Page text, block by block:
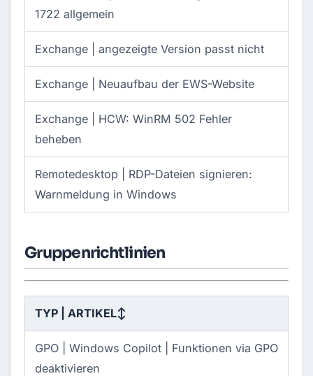
1722 allgemein
Exchange | angezeigte Version passt nicht
Exchange | Neuaufbau der EWS-Website
Exchange | HCW: WinRM 502 Fehler
beheben
Remotedesktop | RDP-Dateien signieren:
Warnmeldung in Windows
Gruppenrichtlinien
TYP | ARTIKEL↕
GPO | Windows Copilot | Funktionen via GPO
deaktivieren